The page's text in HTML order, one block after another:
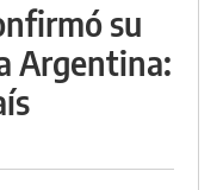
su
Argentina: